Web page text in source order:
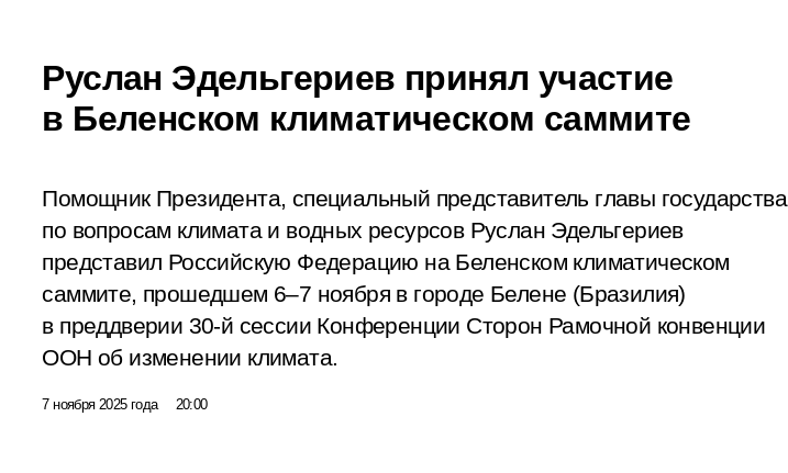
Руслан Эдельгериев принял участие
в Беленском климатическом саммите
Помощник Президента, специальный представитель главы государства
по вопросам климата и водных ресурсов Руслан Эдельгериев
представил Российскую Федерацию на Беленском климатическом
саммите, прошедшем 6–7 ноября в городе Белене (Бразилия)
в преддверии 30-й сессии Конференции Сторон Рамочной конвенции
ООН об изменении климата.
7 ноября 2025 года 20:00